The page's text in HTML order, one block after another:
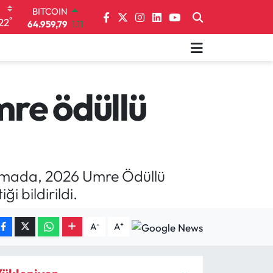
°
BITCOIN
64.959,79 1.11
DOLAR
64,4811 0.38
GRAM ALTINödüllü
2026 Umre Ödüllü
bildirildi.
A- A+